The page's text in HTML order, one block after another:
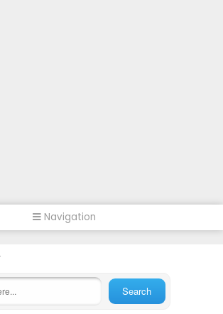
Navigation